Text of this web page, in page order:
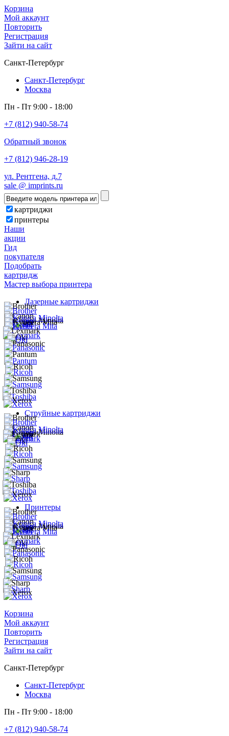
Корзина
Мой аккаунт
Повторить
Регистрация
Зайти на сайт
Санкт-Петербург
Санкт-Петербург
Москва
Пн - Пт 9:00 - 18:00
+7 (812) 940-58-74
Обратный звонок
+7 (812) 946-28-19
ул. Рентгена, д.7
sale @ imprints.ru
картриджи
принтеры
Наши
акции
Гид
покупателя
Подобрать
картридж
Мастер выбора принтера
Лазерные картриджи
Струйные картриджи
Принтеры
Корзина
Мой аккаунт
Повторить
Регистрация
Зайти на сайт
Санкт-Петербург
Санкт-Петербург
Москва
Пн - Пт 9:00 - 18:00
+7 (812) 940-58-74